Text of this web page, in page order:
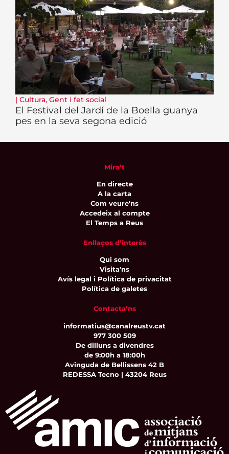
| Cultura, Gent i fet social
El Festival del Jardí de la Boella guanya
pes en la seva segona edició
Mira’t
En directe
A la carta
Com veure'ns
Accedeix al compte
El Temps a Reus
Enllaços d’interès
Qui som
Visita'ns
Avís legal i Política de privacitat
Política de galetes
Contacta’ns
informatius@canalreustv.cat
977 300 509
De dilluns a divendres
de 9:00h a 18:00h
Avinguda de Bellissens 42 B
REDESSA Tecno | 43204 Reus